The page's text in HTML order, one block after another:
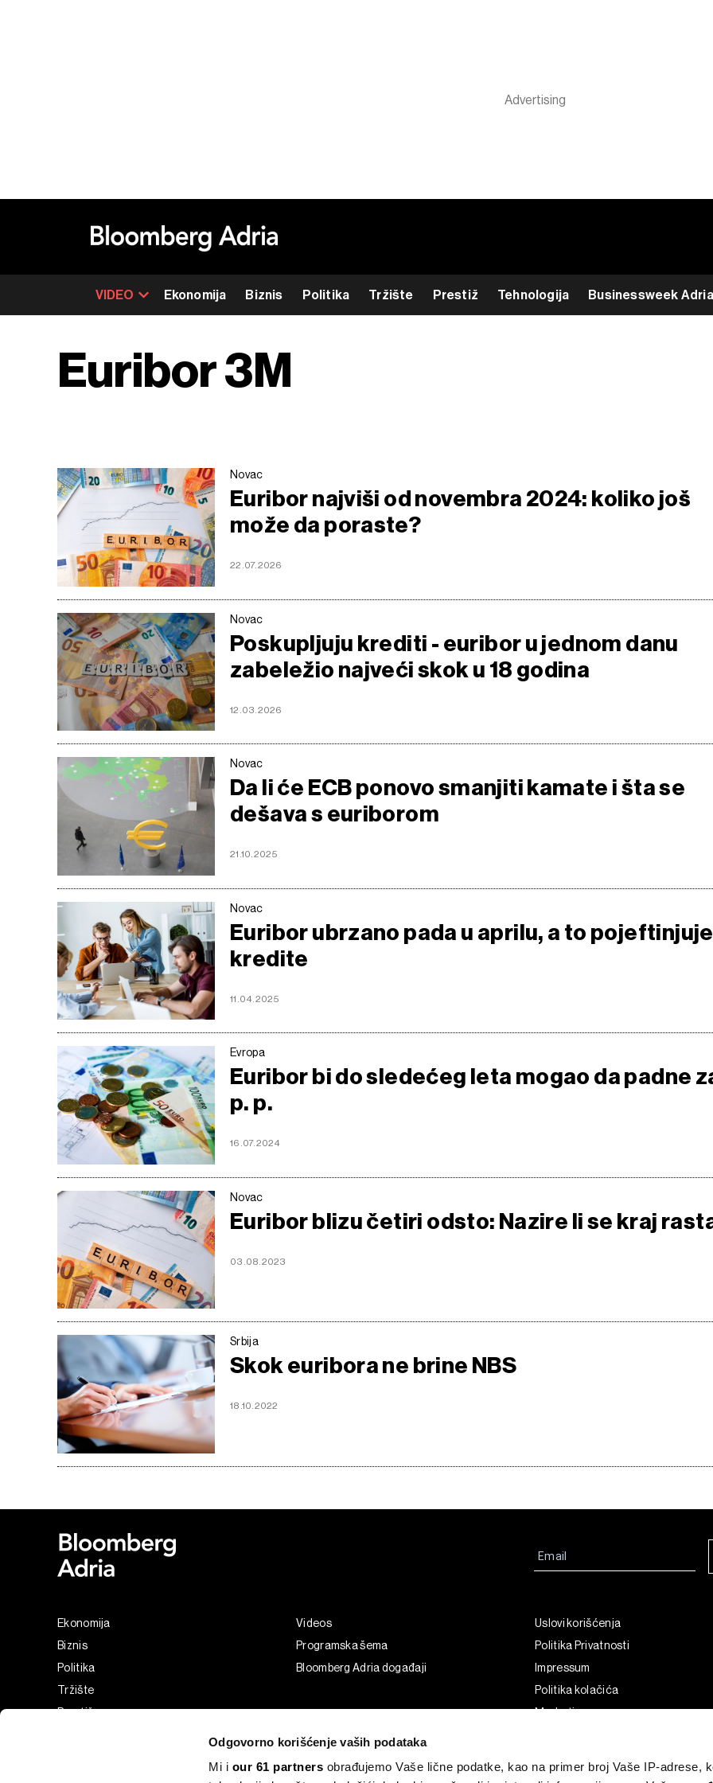
Odgovorno korišćenje vaših podataka
Mi i our 61 partners obrađujemo Vaše lične podatke, kao na primer broj Vaše IP-adrese,
VIDEO Ekonomija Biznis Politika Tržište Prestiž Tehnologija Businessweek Adria
Euribor 3M
Novac
Euribor najviši od novembra 2024: koliko još
može da poraste?
22.07.2026
Novac
Poskupljuju krediti - euribor u jednom danu
zabeležio najveći skok u 18 godina
12.03.2026
Novac
Da li će ECB ponovo smanjiti kamate i šta se
dešava s euriborom
21.10.2025
Novac
Euribor ubrzano pada u aprilu, a to pojeftinjuje
kredite
11.04.2025
Evropa
Euribor bi do sledećeg leta mogao da padne
p. p.
16.07.2024
Novac
Euribor blizu četiri odsto: Nazire li se kraj
03.08.2023
Srbija
Skok euribora ne brine NBS
18.10.2022
Ekonomija
Biznis
Politika
Tržište
Prestiž
Videos
Programska šema
Bloomberg Adria događaji
Uslovi korišćenja
Politika Privatnosti
Impressum
Politika kolačića
Marketing